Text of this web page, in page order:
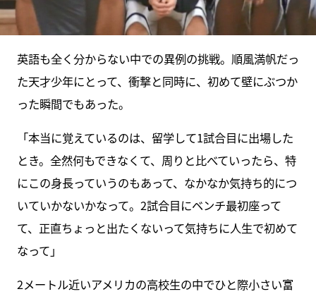
英語も全く分からない中での異例の挑戦。順風満帆だっ
た天才少年にとって、衝撃と同時に、初めて壁にぶつか
った瞬間でもあった。
「本当に覚えているのは、留学して1試合目に出場した
とき。全然何もできなくて、周りと比べていったら、特
にこの身長っていうのもあって、なかなか気持ち的につ
いていかないかなって。2試合目にベンチ最初座って
て、正直ちょっと出たくないって気持ちに人生で初めて
なって」
2メートル近いアメリカの高校生の中でひと際小さい富